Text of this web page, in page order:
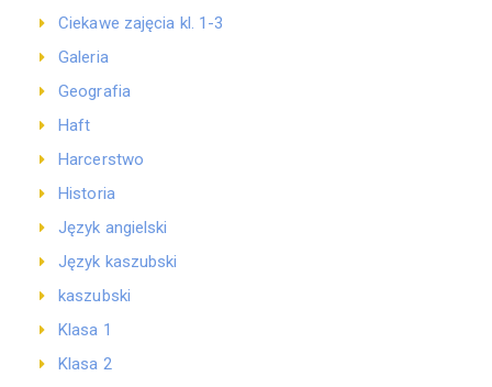
Ciekawe zajęcia kl. 1-3
Galeria
Geografia
Haft
Harcerstwo
Historia
Język angielski
Język kaszubski
kaszubski
Klasa 1
Klasa 2